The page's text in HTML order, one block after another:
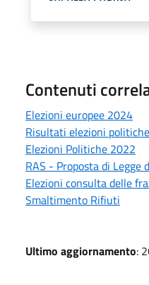
Contenuti
Elezioni europee 2024
Risultati elezioni politiche
Elezioni Politiche 2022
RAS - Proposta di Legge
Elezioni consulta delle
Smaltimento Rifiuti
Ultimo aggiornamento: